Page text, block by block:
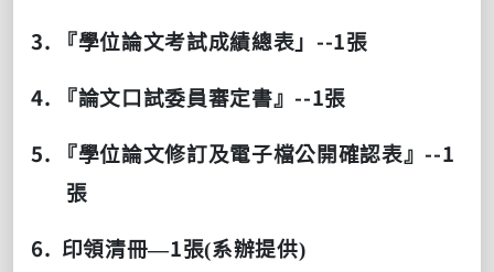
3. 『學位論文考試成績總表」 --1張
4. 『論文口試委員審定書』 --1張
5. 『學位論文修訂及電子檔公開確認表』 --1
張
6. 印領清冊—1張(系辦提供)